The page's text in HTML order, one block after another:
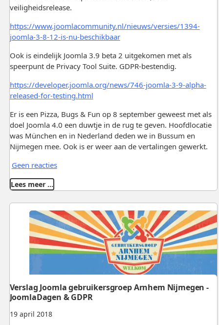
veiligheidsrelease.
https://www.joomlacommunity.nl/nieuws/versies/1394-
joomla-3-8-12-is-nu-beschikbaar
Ook is eindelijk Joomla 3.9 beta 2 uitgekomen met als
speerpunt de Privacy Tool Suite. GDPR-bestendig.
https://developer.joomla.org/news/746-joomla-3-9-alpha-
released-for-testing.html
Er is een Pizza, Bugs & Fun op 8 september geweest met als
doel Joomla 4.0 een duwtje in de rug te geven. Hoofdlocatie
was München en in Nederland deden we in Bussum en
Nijmegen mee. Ook is er weer aan de vertalingen gewerkt.
Geen reacties
Lees meer …
19 april 2018
Verslag Joomla gebruikersgroep Arnhem Nijmegen -
JoomlaDagen & GDPR